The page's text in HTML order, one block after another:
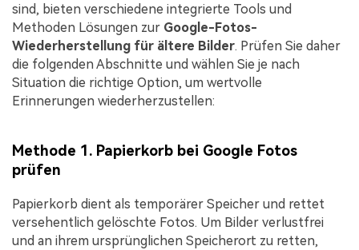
sind, bieten verschiedene integrierte Tools und
Methoden Lösungen zur Google-Fotos-
Wiederherstellung für ältere Bilder. Prüfen Sie daher
die folgenden Abschnitte und wählen Sie je nach
Situation die richtige Option, um wertvolle
Erinnerungen wiederherzustellen:
Methode 1. Papierkorb bei Google Fotos
prüfen
Papierkorb dient als temporärer Speicher und rettet
versehentlich gelöschte Fotos. Um Bilder verlustfrei
und an ihrem ursprünglichen Speicherort zu retten,